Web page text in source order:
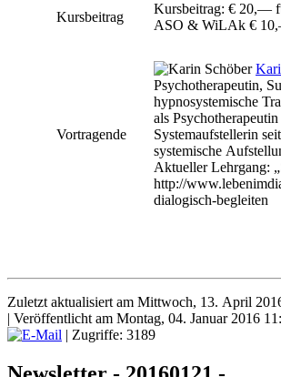
Kursbeitrag
Kursbeitrag: € 20,—
ASO & WiLAk €
Vortragende
Psychotherapeutin,
hypnosystemische
als
Systemaufstellerin
systemische
Aktueller Lehrgang:
http://
dialogisch-begleiten
Zuletzt aktualisiert am Mittwoch, 13. April
| Veröffentlicht am Montag, 04. Januar 2016
| Zugriffe: 3189